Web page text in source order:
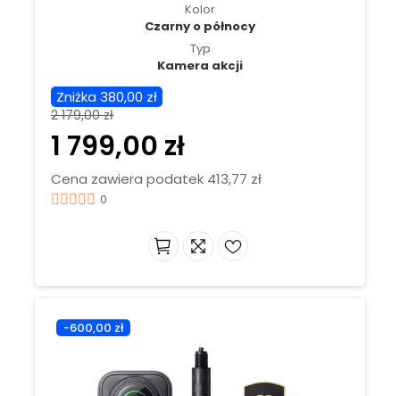
Kolor
Czarny o północy
Typ
Kamera akcji
Zniżka 380,00 zł
2 179,00 zł
1 799,00 zł
Cena zawiera podatek 413,77 zł
0
-600,00 zł